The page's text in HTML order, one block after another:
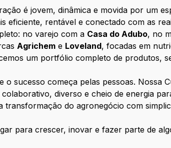
é jovem, dinâmica e movida por um
eficiente, rentável e conectado com as
no varejo com a Casa do Adubo, no
Agrichem e Loveland, focadas em
um portfólio completo de produtos,
o sucesso começa pelas pessoas. Nossa
diverso e cheio de energia
transformação do agronegócio com
para crescer, inovar e fazer parte de